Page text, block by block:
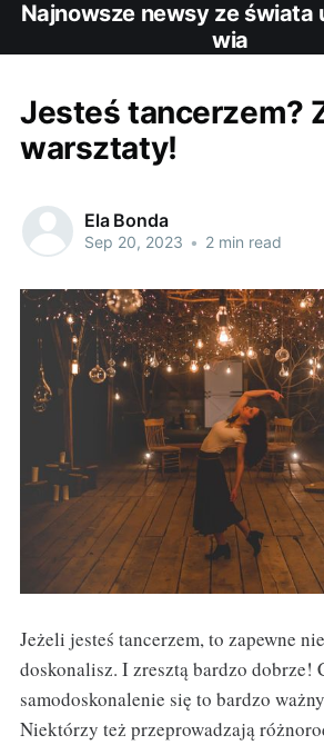
Najnowsze newsy ze świata
wia
Jesteś tancerzem?
warsztaty!
Ela Bonda
Sep 20, 2023 • 2 min read
Jeżeli jesteś tancerzem, to zapewne
doskonalisz. I zresztą bardzo dobrze!
samodoskonalenie się to bardzo
Niektórzy też przeprowadzają